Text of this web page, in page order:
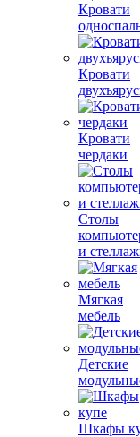
Кровати
Кровати
Кровати
чердаки
Столы
и
Мягкая
мебель
Детские
Шкафы